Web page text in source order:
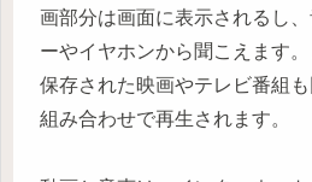
画部分は画面に表示されるし
ーやイヤホンから聞こえます
保存された映画やテレビ番組
組み合わせで再生されます。